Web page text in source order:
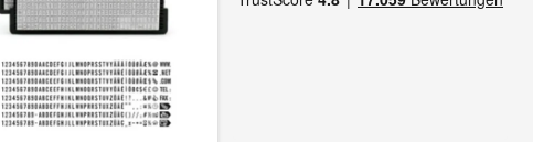
entdecken